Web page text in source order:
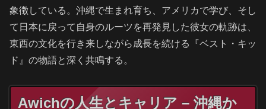
象徴している。沖縄で生まれ育ち、アメリカで学び、そし
て日本に戻って自身のルーツを再発見した彼女の軌跡は、
東西の文化を行き来しながら成長を続ける『ベスト・キッ
ド』の物語と深く共鳴する。
Awichの人生とキャリア – 沖縄か